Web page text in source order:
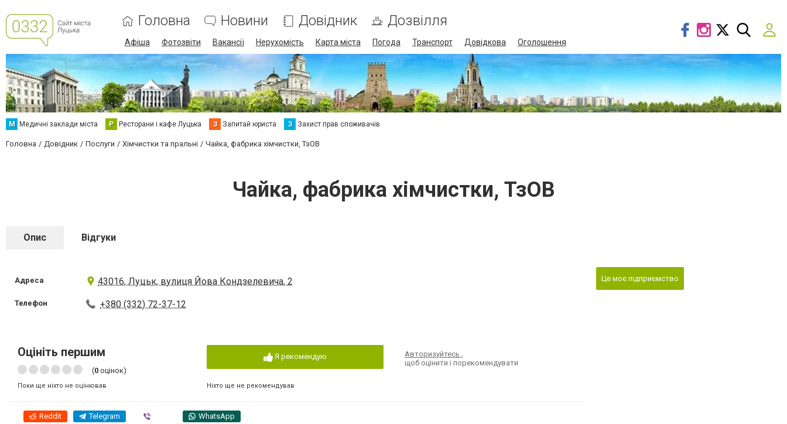
Головна Новини Довідник Дозвілля
Афіша Фотозвіти Вакансії Нерухомість Карта міста Погода Транспорт Довідкова Оголошення
М Медичні заклади міста Р Ресторани і кафе Луцька З Запитай юриста З Захист прав споживачів
Головна Довідник Послуги Хімчистки та пральні Чайка, фабрика хімчистки, ТзОВ
Чайка, фабрика хімчистки, ТзОВ
Опис Відгуки
Адреса 43016, Луцьк, вулиця Йова Кондзелевича, 2
Телефон +380 (332) 72-37-12
Оцініть першим
(0 оцінок)
Поки ще ніхто не оцінював
Я рекомендую
Ніхто ще не рекомендував
Авторизуйтесь,
щоб оцінити і порекомендувати
Reddit Telegram WhatsApp
Це моє підприємство